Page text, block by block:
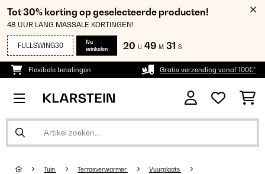
Tot 30% korting op geselecteerde producten!
48 UUR LANG MASSALE KORTINGEN!
FULLSWING30
Nu
winkelen
20 U 49 M 31 S
Flexibele betalingen Gratis verzending vanaf 100€*
Tuin Terrasverwarmer Vuurplaats